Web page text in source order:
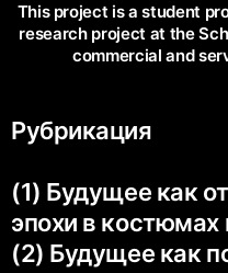
This project is a student
research project at the
commercial and
Рубрикация
(1) Будущее как
эпохи в
(2) Будущее как